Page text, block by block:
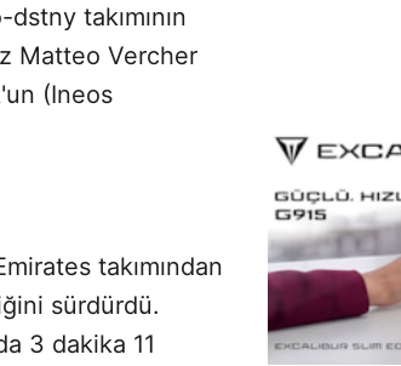
takımının
Matteo Vercher
(Ineos
takımından
sürdürdü.
3 dakika 11